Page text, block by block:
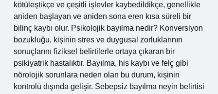
kötüleştikçe ve çeşitli işlevler kaybedildikçe, genellikle
aniden başlayan ve aniden sona eren kısa süreli bir
bilinç kaybı olur. Psikolojik bayılma nedir? Konversiyon
bozukluğu, kişinin stres ve duygusal zorluklarının
sonuçlarını fiziksel belirtilerle ortaya çıkaran bir
psikiyatrik hastalıktır. Bayılma, his kaybı ve felç gibi
nörolojik sorunlara neden olan bu durum, kişinin
kontrolü dışında gelişir. Sebepsiz bayılma neyin belirtisi